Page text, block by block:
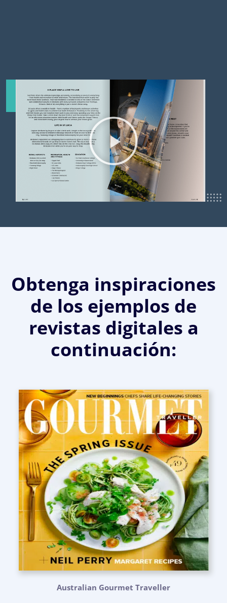
Obtenga inspiraciones
de los ejemplos de
revistas digitales a
continuación:
Australian Gourmet Traveller